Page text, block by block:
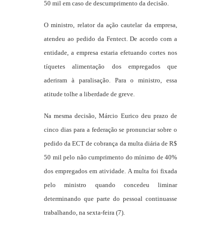
50 mil em caso de descumprimento da decisão.
O ministro, relator da ação cautelar da empresa,
atendeu ao pedido da Fentect. De acordo com a
entidade, a empresa estaria efetuando cortes nos
tíquetes alimentação dos empregados que
aderiram à paralisação. Para o ministro, essa
atitude tolhe a liberdade de greve.
Na mesma decisão, Márcio Eurico deu prazo de
cinco dias para a federação se pronunciar sobre o
pedido da ECT de cobrança da multa diária de R$
50 mil pelo não cumprimento do mínimo de 40%
dos empregados em atividade. A multa foi fixada
pelo ministro quando concedeu liminar
determinando que parte do pessoal continuasse
trabalhando, na sexta-feira (7).